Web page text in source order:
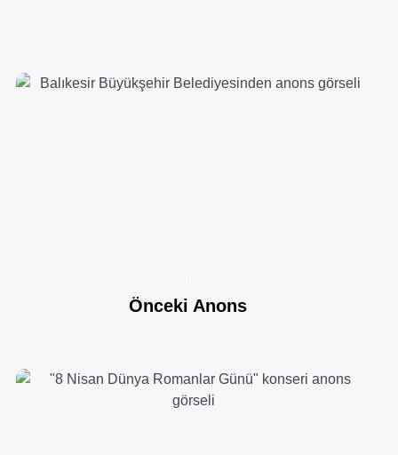
Önceki Anons